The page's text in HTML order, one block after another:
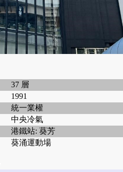
37 層
1991
統一業權
中央冷氣
港鐵站: 葵芳
葵涌運動場